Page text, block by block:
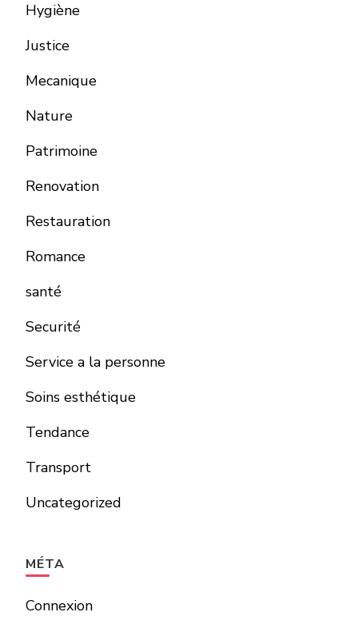
Hygiène
Justice
Mecanique
Nature
Patrimoine
Renovation
Restauration
Romance
santé
Securité
Service a la personne
Soins esthétique
Tendance
Transport
Uncategorized
MÉTA
Connexion